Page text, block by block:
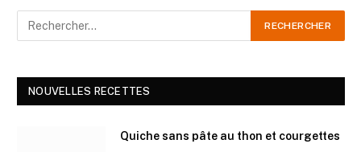
NOUVELLES RECETTES
Quiche sans pâte au thon et courgettes